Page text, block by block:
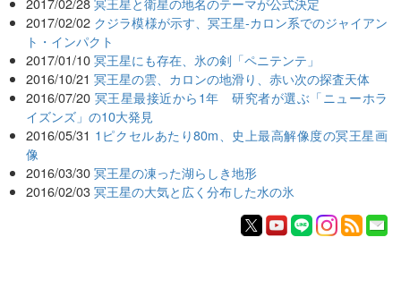
2017/02/02 クジラ模様が示す、冥王星‐カロン系でのジャイアン
ト・インパクト
2017/01/10 冥王星にも存在、氷の剣「ペニテンテ」
2016/10/21 冥王星の雲、カロンの地滑り、赤い次の探査天体
2016/07/20 冥王星最接近から1年 研究者が選ぶ「ニューホラ
イズンズ」の10大発見
2016/05/31 1ピクセルあたり80m、史上最高解像度の冥王星画
像
2016/03/30 冥王星の凍った湖らしき地形
2016/02/03 冥王星の大気と広く分布した水の氷